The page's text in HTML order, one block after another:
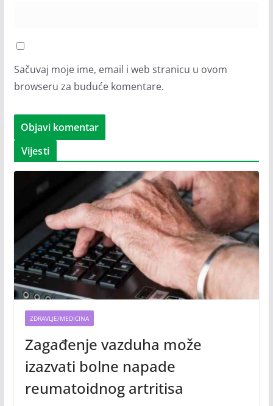
Sačuvaj moje ime, email i web stranicu u ovom
browseru za buduće komentare.
Vijesti
ZDRAVLJE/MEDICINA
Zagađenje vazduha može
izazvati bolne napade
reumatoidnog artritisa